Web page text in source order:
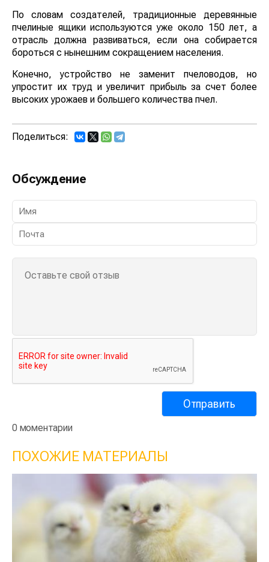
По словам создателей, традиционные деревянные
пчелиные ящики используются уже около 150 лет, а
отрасль должна развиваться, если она собирается
бороться с нынешним сокращением населения.
Конечно, устройство не заменит пчеловодов, но
упростит их труд и увеличит прибыль за счет более
высоких урожаев и большего количества пчел.
Поделиться:
Обсуждение
0 моментарии
ПОХОЖИЕ МАТЕРИАЛЫ